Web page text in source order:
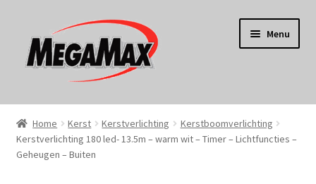
door
naar
naar
de
Menu
Home
KERST
Home Kerst Kerstverlichting
Kerstboomverlichting
Kerstverlichting 180 led- 13.5m – warm wit – Timer – Lichtfuncties –
Geheugen – Buiten